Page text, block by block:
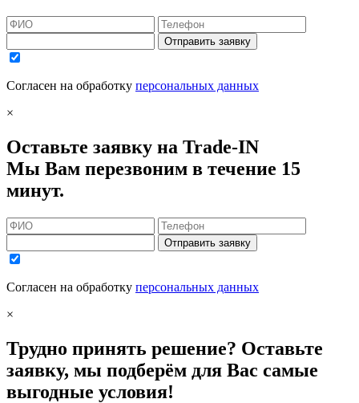
Отправить заявку
Согласен на обработку персональных данных
×
Оставьте заявку на Trade-IN
Мы Вам перезвоним в течение 15
минут.
Отправить заявку
Согласен на обработку персональных данных
×
Трудно принять решение? Оставьте
заявку, мы подберём для Вас самые
выгодные условия!